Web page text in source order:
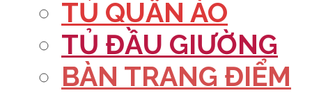
TỦ QUẦN ÁO
TỦ ĐẦU GIƯỜNG
BÀN TRANG ĐIỂM